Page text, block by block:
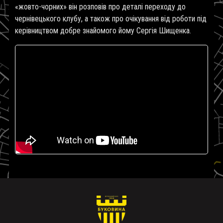
«жовто-чорних» він розповів про деталі переходу до
чернівецького клубу, а також про очікування від роботи під
керівництвом добре знайомого йому Сергія Шищенка.